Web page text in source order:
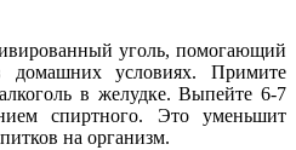
уголь, помогающий
домашних условиях. Примите
в желудке. Выпейте 6-7
спиртного. Это уменьшит
на организм.